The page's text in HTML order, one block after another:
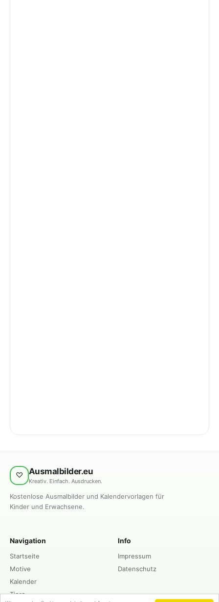
♡ Ausmalbilder.eu
Kreativ. Einfach. Ausdrucken.
Kostenlose Ausmalbilder und Kalendervorlagen für
Kinder und Erwachsene.
Navigation
Startseite
Motive
Kalender
Tiere
Info
Impressum
Datenschutz